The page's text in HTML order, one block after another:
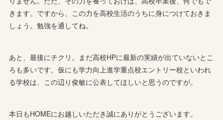
きます。ですから、この力を高校生活のうちに身につけておきま
しょう。勉強を通してね。
あと、最後にチクリ。まだ高校HPに最新の実績が出ていないとこ
ろも多いです。仮にも学力向上進学重点校エントリー校といわれ
る学校は、この辺り俊敏に公表してほしいと思うのですが。
本日もHOMEにお越しいただき誠にありがとうございます。